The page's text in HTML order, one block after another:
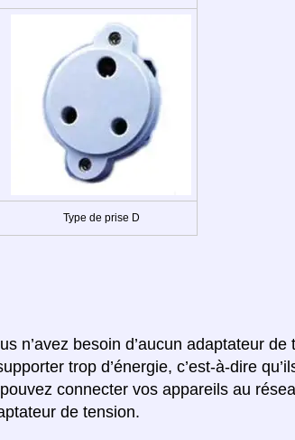
Type de prise D
n’avez besoin d’aucun adaptateur
trop d’énergie, c’est-à-dire
connecter vos appareils au
de tension.